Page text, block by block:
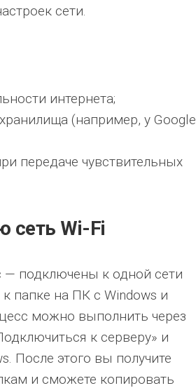
сети.
интернета;
(например, у Google
передаче чувствительных
сеть Wi-Fi
— подключены к одной сети
папке на ПК с Windows и
можно выполнить через
к серверу» и
После этого вы получите
и сможете копировать